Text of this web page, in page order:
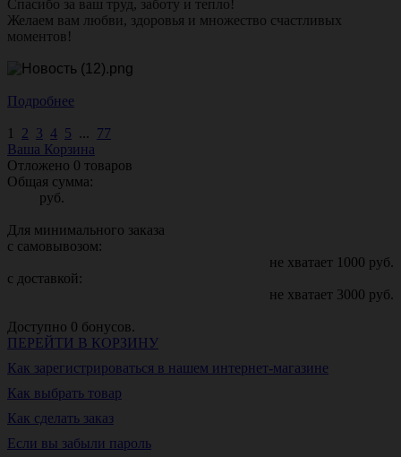
Спасибо за ваш труд, заботу и тепло!
Желаем вам любви, здоровья и множество счастливых
моментов!
Подробнее
1 2 3 4 5 ... 77
Ваша Корзина
Отложено 0 товаров
Общая сумма:
руб.
Для минимального заказа
с самовывозом:
не хватает 1000 руб.
с доставкой:
не хватает 3000 руб.
Доступно 0 бонусов.
ПЕРЕЙТИ В КОРЗИНУ
Как зарегистрироваться в нашем интернет-магазине
Как выбрать товар
Как сделать заказ
Если вы забыли пароль